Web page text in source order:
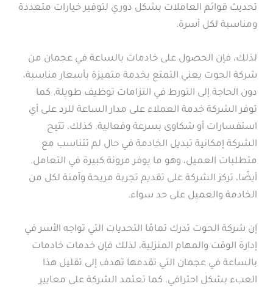
تحديث قوائم العاملات بشكل دوري لتوفير خيارات متعددة
ومناسبة لكل أسرة.
لذلك، فإن الحصول على خادمات بالساعة في عجمان من
شركة الحوت يعني التمتع بخدمة متميزة بأسعار مناسبة،
دون الحاجة إلى التورط في التزامات توظيف طويلة. كما
توفر الشركة خدمة العملاء على مدار الساعة للرد على أي
استفسارات أو شكاوى بسرعة وفعالية. كذلك، تتيح
الشركة إمكانية تبديل الخادمة في حال لم تتناسب مع
متطلبات العميل، وهو ما يوفر مرونة كبيرة في التعامل.
أيضًا، تركز الشركة على تقديم تجربة مريحة وآمنة لكل من
الخادمة والعميل على حد سواء.
إن شركة الحوت تدرك تمامًا التحديات التي تواجه الأسر في
إدارة الوقت والمهام المنزلية، لذلك فإن خدمات خادمات
بالساعة في عجمان التي تقدمها تهدف إلى تقليل هذا
العبء بشكل احترافي. كما تعتمد الشركة على معايير